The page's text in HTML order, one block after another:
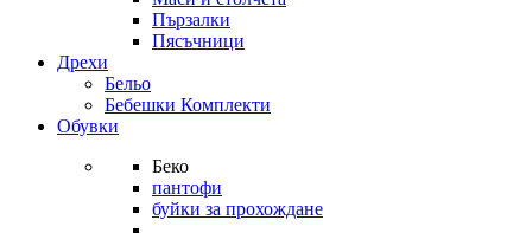
Пързалки
Пясъчници
Дрехи
Бельо
Бебешки Комплекти
Обувки
Беко
пантофи
буйки за прохождане